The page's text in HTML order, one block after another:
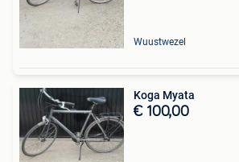
Wuustwezel
Koga Myata
€ 100,00